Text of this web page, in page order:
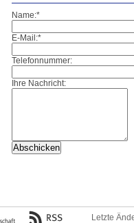
Name:*
E-Mail:*
Telefonnummer:
Ihre Nachricht:
Letzte